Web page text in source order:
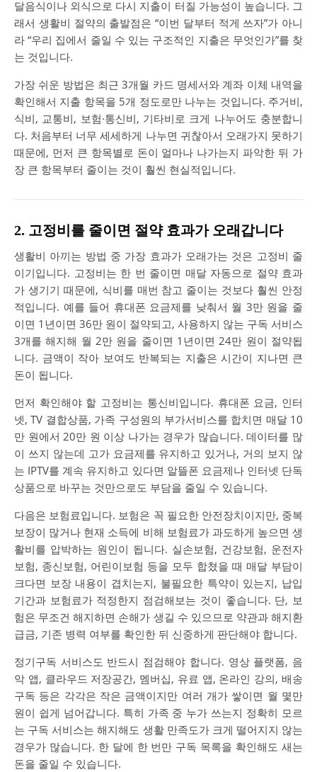
달음식이나 외식으로 다시 지출이 터질 가능성이 높습니다. 그
래서 생활비 절약의 출발점은 “이번 달부터 적게 쓰자”가 아니
라 “우리 집에서 줄일 수 있는 구조적인 지출은 무엇인가”를 찾
는 것입니다.
가장 쉬운 방법은 최근 3개월 카드 명세서와 계좌 이체 내역을
확인해서 지출 항목을 5개 정도로만 나누는 것입니다. 주거비,
식비, 교통비, 보험·통신비, 기타비로 크게 나누어도 충분합니
다. 처음부터 너무 세세하게 나누면 귀찮아서 오래가지 못하기
때문에, 먼저 큰 항목별로 돈이 얼마나 나가는지 파악한 뒤 가
장 큰 항목부터 줄이는 것이 훨씬 현실적입니다.
2. 고정비를 줄이면 절약 효과가 오래갑니다
생활비 아끼는 방법 중 가장 효과가 오래가는 것은 고정비 줄
이기입니다. 고정비는 한 번 줄이면 매달 자동으로 절약 효과
가 생기기 때문에, 식비를 매번 참고 줄이는 것보다 훨씬 안정
적입니다. 예를 들어 휴대폰 요금제를 낮춰서 월 3만 원을 줄
이면 1년이면 36만 원이 절약되고, 사용하지 않는 구독 서비스
3개를 해지해 월 2만 원을 줄이면 1년이면 24만 원이 절약됩
니다. 금액이 작아 보여도 반복되는 지출은 시간이 지나면 큰
돈이 됩니다.
먼저 확인해야 할 고정비는 통신비입니다. 휴대폰 요금, 인터
넷, TV 결합상품, 가족 구성원의 부가서비스를 합치면 매달 10
만 원에서 20만 원 이상 나가는 경우가 많습니다. 데이터를 많
이 쓰지 않는데 고가 요금제를 유지하고 있거나, 거의 보지 않
는 IPTV를 계속 유지하고 있다면 알뜰폰 요금제나 인터넷 단독
상품으로 바꾸는 것만으로도 부담을 줄일 수 있습니다.
다음은 보험료입니다. 보험은 꼭 필요한 안전장치이지만, 중복
보장이 많거나 현재 소득에 비해 보험료가 과도하게 높으면 생
활비를 압박하는 원인이 됩니다. 실손보험, 건강보험, 운전자
보험, 종신보험, 어린이보험 등을 모두 합쳤을 때 매달 부담이
크다면 보장 내용이 겹치는지, 불필요한 특약이 있는지, 납입
기간과 보험료가 적정한지 점검해보는 것이 좋습니다. 단, 보
험은 무조건 해지하면 손해가 생길 수 있으므로 약관과 해지환
급금, 기존 병력 여부를 확인한 뒤 신중하게 판단해야 합니다.
정기구독 서비스도 반드시 점검해야 합니다. 영상 플랫폼, 음
악 앱, 클라우드 저장공간, 멤버십, 유료 앱, 온라인 강의, 배송
구독 등은 각각은 작은 금액이지만 여러 개가 쌓이면 월 몇만
원이 쉽게 넘어갑니다. 특히 가족 중 누가 쓰는지 정확히 모르
는 구독 서비스는 해지해도 생활 만족도가 크게 떨어지지 않는
경우가 많습니다. 한 달에 한 번만 구독 목록을 확인해도 새는
돈을 줄일 수 있습니다.